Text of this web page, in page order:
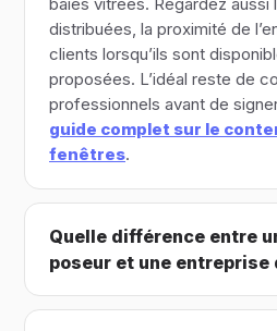
distribuées, la proximité de
clients lorsqu’ils sont
proposées. L’idéal reste de
professionnels avant de
guide complet sur le
fenêtres.
Quelle différence entre
poseur et une entreprise